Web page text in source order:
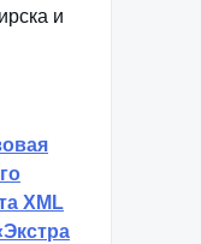
и
XML